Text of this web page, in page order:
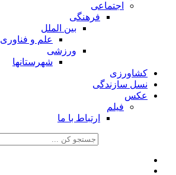
اجتماعی
فرهنگی
بین الملل
علم و فناوری
ورزشی
شهرستانها
کشاورزی
نسل سازندگی
عکس
فیلم
ارتباط با ما